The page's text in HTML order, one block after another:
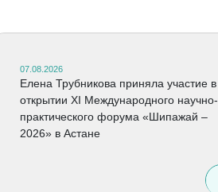
07.08.2026
Елена Трубникова приняла участие в
открытии XI Международного научно-
практического форума «Шипажай –
2026» в Астане